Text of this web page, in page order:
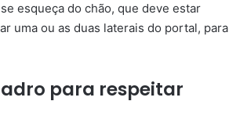
esqueça do chão, que deve estar
uma ou as duas laterais do portal, para
para respeitar